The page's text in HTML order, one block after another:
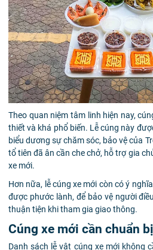
Theo quan niệm tâm linh hiện nay,
thiết và khá phổ biến. Lễ cúng này
biểu dương sự chăm sóc, bảo vệ của
tổ tiên đã ân cần che chở, hỗ trợ gia
xe mới.
Hơn nữa, lễ cúng xe mới còn có ý
được phước lành, để bảo vệ người
thuận tiện khi tham gia giao thông.
Cúng xe mới cần chuẩn
Danh sách lễ vật cúng xe mới không